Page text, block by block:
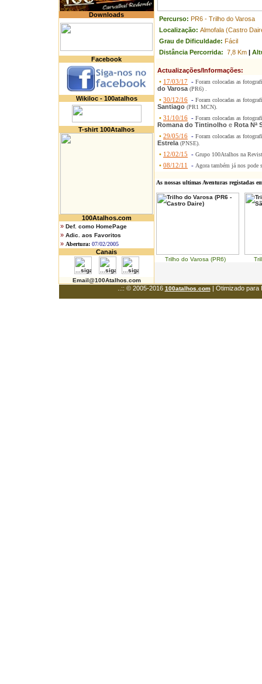
Downloads
Facebook
Wikiloc - 100atalhos
T-shirt 100Atalhos
100Atalhos.com
» Def. como HomePage
» Adic. aos Favoritos
» Abertura: 07/02/2005
Canais
Email@100Atalhos.com
Percurso: PR6 - Trilho do Varosa
Localização: Almofala (Castro
Grau de Dificuldade: Fácil
Distância Percorrida: 7,8 Km |
Actualizações/Informações:
• 17/03/17 - Foram colocadas as
do Varosa (PR6) .
• 30/12/16 - Foram colocadas as
Santiago (PR1 MCN).
• 31/10/16 - Foram colocadas as
Romana do Tintinolho e Rota Nª
• 29/05/16 - Foram colocadas as
Estrela (PNSE).
• 12/02/15 - Grupo 100Atalhos na
• 08/12/11 - Agora também já nos pode
As nossas ultimas Aventuras registadas
Trilho do Varosa (PR6) Trilho
..:: © 2005-2016 100atalhos.com| Otimizado para